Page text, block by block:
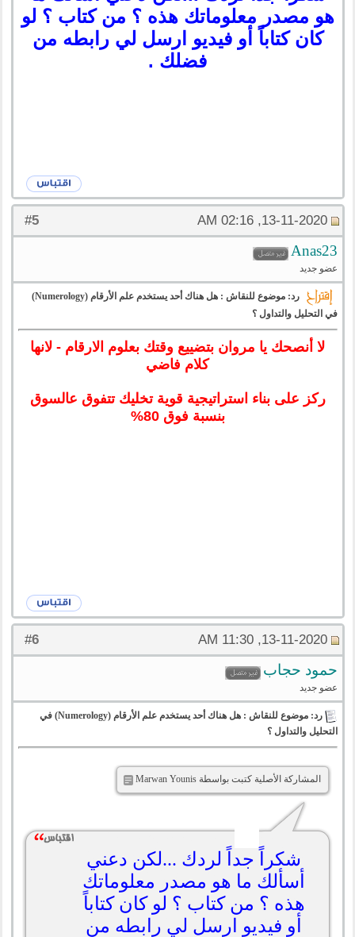
هو مصدر معلوماتك هذه ؟ من كتاب ؟ لو
كان كتاباً أو فيديو ارسل لي رابطه من
فضلك .
#
5 13-11-2020, 02:16 AM
Anas23
عضو جديد
رد: موضوع للنقاش : هل هناك أحد يستخدم علم الأرقام (Numerology)
في التحليل والتداول ؟
لا أنصحك يا مروان بتضييع وقتك بعلوم الارقام - لانها
كلام فاضي
ركز على بناء استراتيجية قوية تخليك تتفوق عالسوق
بنسبة فوق 80%
#
6 13-11-2020, 11:30 AM
حمود حجاب
عضو جديد
رد: موضوع للنقاش : هل هناك أحد يستخدم علم الأرقام (Numerology) في
التحليل والتداول ؟
المشاركة الأصلية كتبت بواسطة ‪Marwan Younis‬‏
شكراً جداً لردك ...لكن دعني
أسألك ما هو مصدر معلوماتك
هذه ؟ من كتاب ؟ لو كان كتاباً
أو فيديو ارسل لي رابطه من